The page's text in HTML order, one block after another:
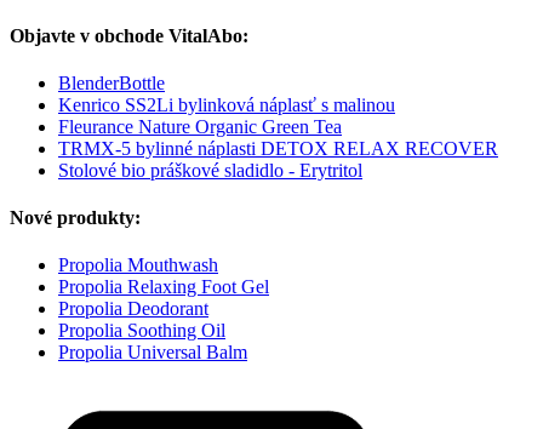
Objavte v obchode VitalAbo:
BlenderBottle
Kenrico SS2Li bylinková náplasť s malinou
Fleurance Nature Organic Green Tea
TRMX-5 bylinné náplasti DETOX RELAX RECOVER
Stolové bio práškové sladidlo - Erytritol
Nové produkty:
Propolia Mouthwash
Propolia Relaxing Foot Gel
Propolia Deodorant
Propolia Soothing Oil
Propolia Universal Balm